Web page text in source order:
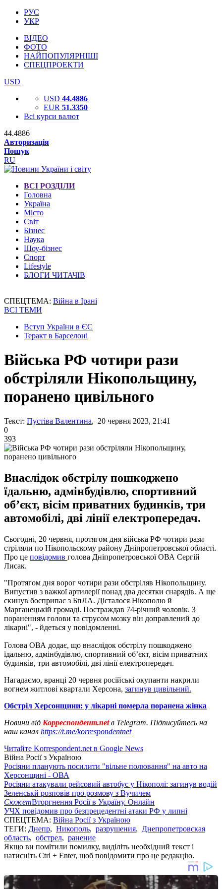
РУС
УКР
ВІДЕО
ФОТО
НАЙПОПУЛЯРНІШІ
СПЕЦПРОЕКТИ
USD
USD 44.4886
EUR 51.3350
Всі курси валют
44.4886
Авторизація
Пошук
RU
ВСІ РОЗДІЛИ
Головна
Україна
Місто
Світ
Бізнес
Наука
Шоу-бізнес
Спорт
Lifestyle
БЛОГИ ЧИТАЧІВ
СПЕЦТЕМА: Війна в Ірані
ВСІ ТЕМИ
Вступ України в ЄС
Теракт в Барселоні
Війська РФ чотири рази
обстріляли Нікопольщину,
поранено цивільного
Текст: Пустіва Валентина, 20 червня 2023, 21:41
0
393
Внаслідок обстрілу пошкоджено
їдальню, адмінбудівлю, спортивний
об’єкт, вісім приватних будинків, три
автомобілі, дві лінії електропередач.
Сьогодні, 20 червня, протягом дня війська РФ чотири рази
стріляли по Нікопольскому району Дніпропетровської області.
Про це повідомив голова Дніпропетровської ОВА Сергій
Лисак.
"Протягом дня ворог чотири рази обстріляв Нікопольщину.
Випустив з важкої артилерії понад два десятки снарядів. А ще
скинув боєприпас з БпЛА. Дісталося Нікополю й
Марганецькій громаді. Постраждав 74-річний чоловік. З
пораненням голови та струсом мозку він доправлений до
лікарні", - йдеться у повідомленні.
Голова ОВА додає, що внаслідок обстрілу пошкоджено
їдальню, адмінбудівлю, спортивний об’єкт, вісім приватних
будинків, три автомобілі, дві лінії електропередач.
Нагадаємо, вранці 20 червня російські окупанти накрили
вогнем житлові квартали Херсона, загинув цивільний.
Обстріл Херсонщини: у лікарні померла поранена жінка
Новини від Корреспондент.netв Telegram. Підписуйтесь на
наш канал https://t.me/korrespondentnet
Читайте Korrespondent.net в Google News
Війна Росії з Україною
Росіяни планують посилити "вільне полювання" на авто на
Херсонщині - ОВА
Росіяни атакували рейсовий автобус у Нікополі: загинув водій
Зеленськй розповів про розмову з Вучичем
СюжетВторгнення Росії в Україну. Онлайн
УЧХ повідомив про безпрецедентні атаки РФ у липні
СПЕЦТЕМА: Війна Росії з Україною
ТЕГИ: Днепр, Никополь, разрушения, Днепропетровская
область, обстрел, ранение
Якщо ви помітили помилку, виділіть необхідний текст і
натисніть Ctrl + Enter, щоб повідомити про це редакцію.